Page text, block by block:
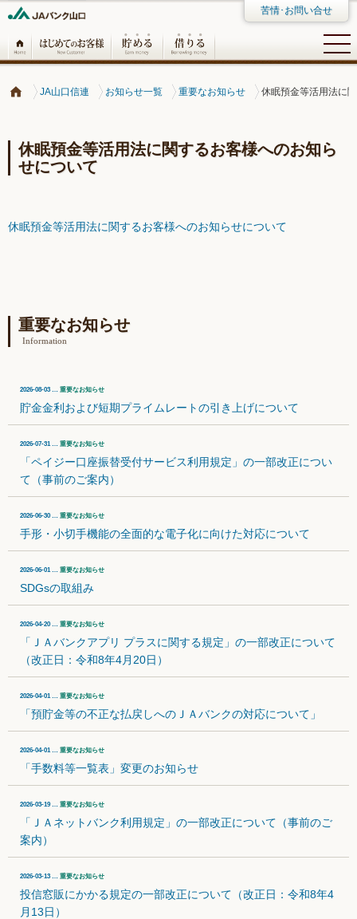
苦情･お問い合せ
JA山口信連 お知らせ一覧 重要なお知らせ 休眠預金等活用法に
休眠預金等活用法に関するお客様へのお知ら
せについて
休眠預金等活用法に関するお客様へのお知らせについて
重要なお知らせ
Information
2026-08-03 … 重要なお知らせ
貯金金利および短期プライムレートの引き上げについて
2026-07-31 … 重要なお知らせ
「ペイジー口座振替受付サービス利用規定」の一部改正につい
て（事前のご案内）
2026-06-30 … 重要なお知らせ
手形・小切手機能の全面的な電子化に向けた対応について
2026-06-01 … 重要なお知らせ
SDGsの取組み
2026-04-20 … 重要なお知らせ
「ＪＡバンクアプリ プラスに関する規定」の一部改正について
（改正日：令和8年4月20日）
2026-04-01 … 重要なお知らせ
「預貯金等の不正な払戻しへのＪＡバンクの対応について」
2026-04-01 … 重要なお知らせ
「手数料等一覧表」変更のお知らせ
2026-03-19 … 重要なお知らせ
「ＪＡネットバンク利用規定」の一部改正について（事前のご
案内）
2026-03-13 … 重要なお知らせ
投信窓販にかかる規定の一部改正について（改正日：令和8年4
月13日）